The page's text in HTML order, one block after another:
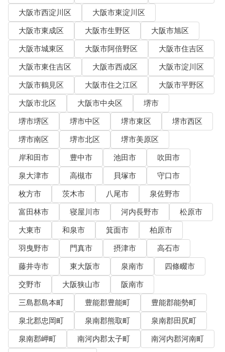
大阪市西淀川区
大阪市東淀川区
大阪市東成区
大阪市生野区
大阪市旭区
大阪市城東区
大阪市阿倍野区
大阪市住吉区
大阪市東住吉区
大阪市西成区
大阪市淀川区
大阪市鶴見区
大阪市住之江区
大阪市平野区
大阪市北区
大阪市中央区
堺市
堺市堺区
堺市中区 堺市東区
堺市西区
堺市南区
堺市北区
堺市美原区
岸和田市
豊中市 池田市
吹田市
泉大津市
高槻市 貝塚市
守口市
枚方市
茨木市 八尾市
泉佐野市
富田林市
寝屋川市 河内長野市
松原市
大東市
和泉市 箕面市
柏原市
羽曳野市
門真市 摂津市
高石市
藤井寺市
東大阪市 泉南市
四條畷市
交野市
大阪狭山市
阪南市
三島郡島本町
豊能郡豊能町
豊能郡能勢町
泉北郡忠岡町
泉南郡熊取町
泉南郡田尻町
泉南郡岬町
南河内郡太子町
南河内郡河南町